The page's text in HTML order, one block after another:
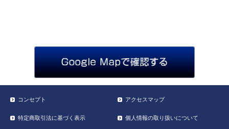
コンセプト アクセスマップ
特定商取引法に基づく表示 個人情報の取り扱いについて